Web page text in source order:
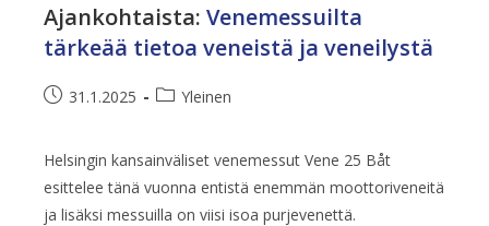
Ajankohtaista: Venemessuilta
tärkeää tietoa veneistä ja veneilystä
Artikkeli31.1.2025
Artikkelin
Yleinen
Helsingin kansainväliset venemessut Vene 25 Båt
esittelee tänä vuonna entistä enemmän moottoriveneitä
ja lisäksi messuilla on viisi isoa purjevenettä.